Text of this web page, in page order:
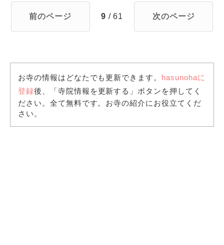
前のページ 9 / 61 次のページ
お寺の情報はどなたでも更新できます。 hasunohaに
登録後、「寺院情報を更新する」ボタンを押してく
ださい。全て無料です。お寺の紹介にお役立てくだ
さい。